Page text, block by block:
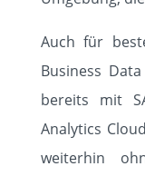
Auch für
Business
bereits mit
Analytics
weiterhin